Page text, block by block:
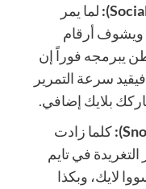
لما يمر
أرقام
يبرمجه فوراً إن
سرعة التمرير
بلايك إضافي.
كلما زادت
في تايم
لايك، وبكذا